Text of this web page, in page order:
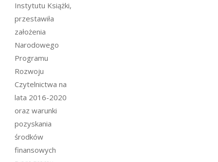
Instytutu Książki,
przestawiła
założenia
Narodowego
Programu
Rozwoju
Czytelnictwa na
lata 2016-2020
oraz warunki
pozyskania
środków
finansowych